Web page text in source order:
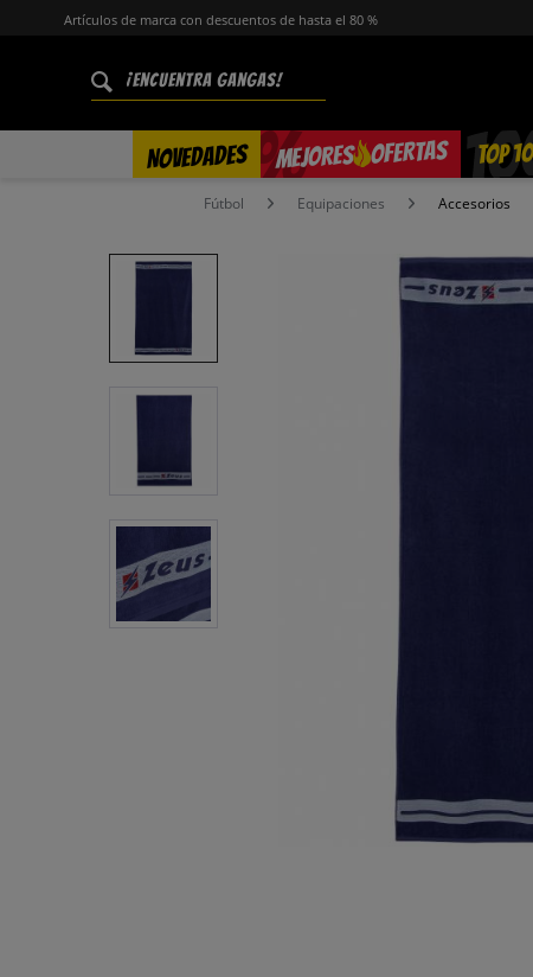
Artículos de marca con descuentos de hasta el 80 %
NOVEDADES MEJORES OFERTAS
% TOP
Fútbol Equipaciones Accesorios